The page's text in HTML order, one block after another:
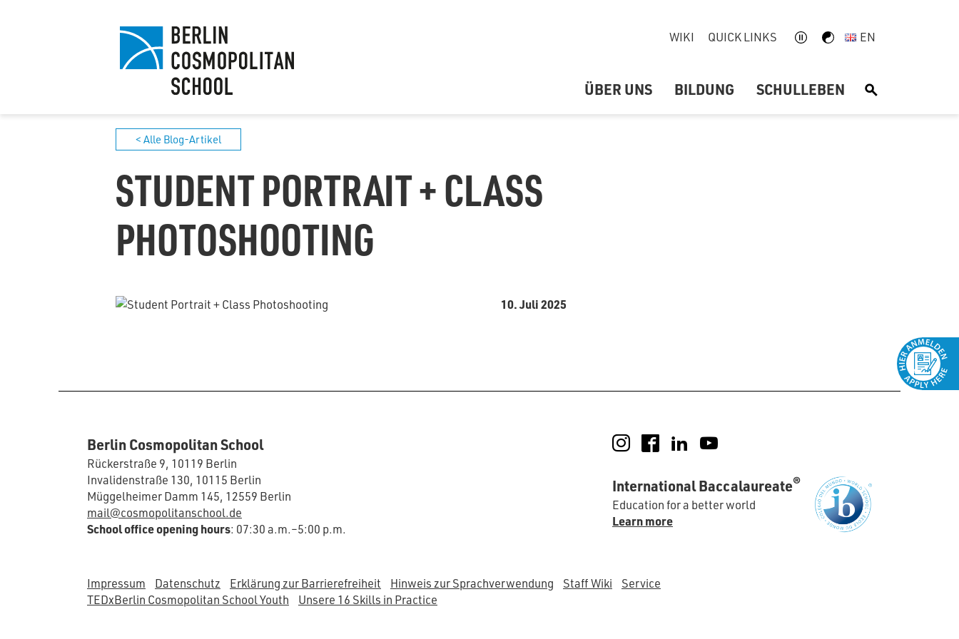
WIKI QUICK LINKS EN
ÜBER UNS BILDUNG SCHULLEBEN S
< Alle Blog-Artikel
STUDENT PORTRAIT + CLASS
PHOTOSHOOTING
10. Juli 2025
Berlin Cosmopolitan School
Rückerstraße 9, 10119 Berlin
Invalidenstraße 130, 10115 Berlin
Müggelheimer Damm 145, 12559 Berlin
mail@cosmopolitanschool.de
School office opening hours: 07:30 a.m.–5:00 p.m.
Instagram
FacebookLinkedIn
International Baccalaureate®
Education for a better world
Learn more
Impressum Datenschutz Erklärung zur Barrierefreiheit Hinweis zur Sprachverwendung Staff Wiki
Service
TEDxBerlin Cosmopolitan School Youth
Unsere 16 Skills in Practice